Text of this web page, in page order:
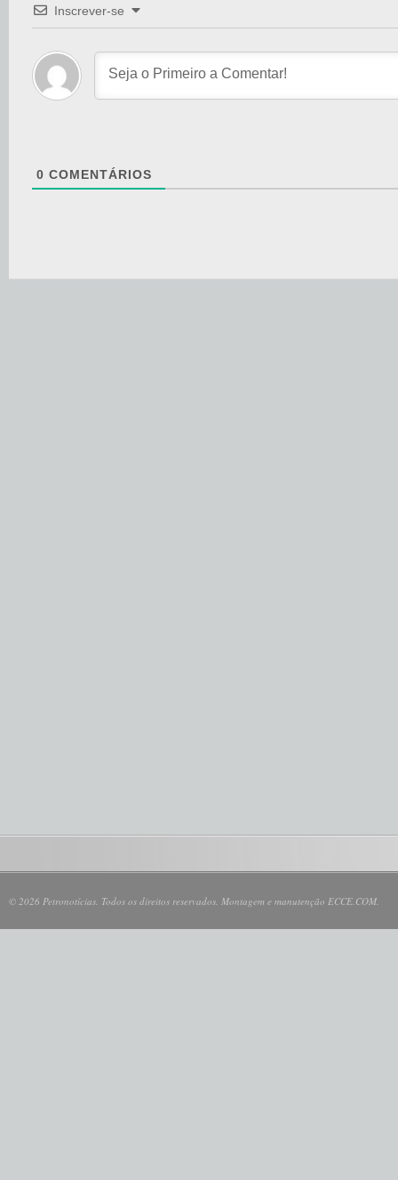
Inscrever-se
0 COMENTÁRIOS
© 2026 Petronotícias. Todos os direitos reservados. Montagem e manutenção ECCE.COM.